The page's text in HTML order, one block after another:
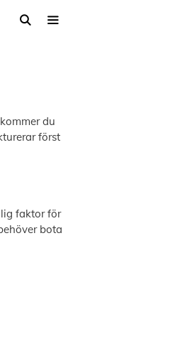
du
först
faktor för
bota